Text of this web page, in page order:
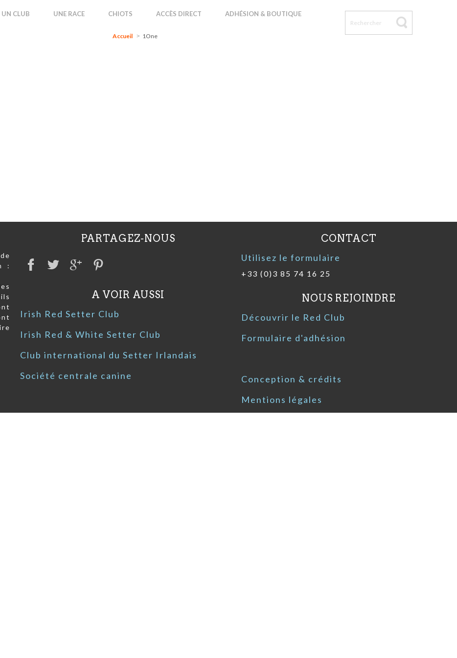
UN CLUB UNE RACE CHIOTS ACCÈS DIRECT ADHÉSION & BOUTIQUE
Accueil 1One
:
PARTAGEZ-NOUS
A VOIR AUSSI
Irish Red Setter Club
Irish Red & White Setter Club
Club international du Setter Irlandais
Société centrale canine
CONTACT
Utilisez le formulaire
+33 (0)3 85 74 16 25
NOUS REJOINDRE
Découvrir le Red Club
Formulaire d'adhésion
Conception & crédits
Mentions légales